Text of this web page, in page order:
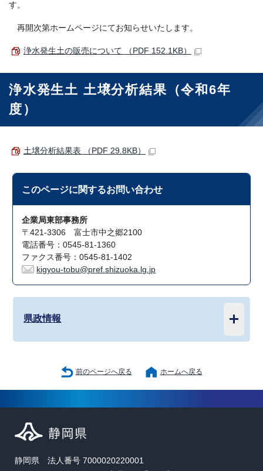
す。
再開次第ホームページにてお知らせいたします。
浄水発生土の販売について （PDF 152.1KB）
浄水発生土 土壌分析結果（令和6年
度）
土壌分析結果表 （PDF 29.8KB）
このページに関するお問い合わせ
企業局東部事務所
〒421-3306 富士市中之郷2100
電話番号：0545-81-1360
ファクス番号：0545-81-1402
kigyou-tobu@pref.shizuoka.lg.jp
県政情報
前のページへ戻る ホームへ戻る
静岡県 法人番号 7000020220001